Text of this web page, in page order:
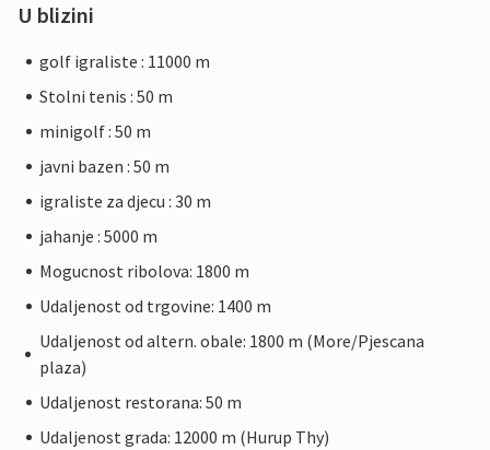
U blizini
golf igraliste : 11000 m
Stolni tenis : 50 m
minigolf : 50 m
javni bazen : 50 m
igraliste za djecu : 30 m
jahanje : 5000 m
Mogucnost ribolova: 1800 m
Udaljenost od trgovine: 1400 m
Udaljenost od altern. obale: 1800 m (More/Pjescana
plaza)
Udaljenost restorana: 50 m
Udaljenost grada: 12000 m (Hurup Thy)